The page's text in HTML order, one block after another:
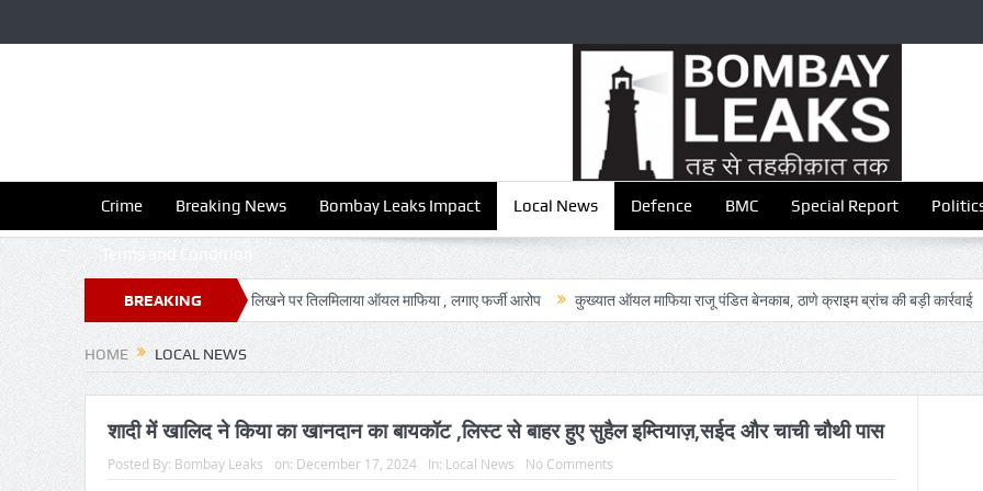
Crime Breaking News Bombay Leaks Impact Local News Defence BMC Special Report
Terms and Condition
BREAKING
NEWS
आरोपी गिरफ्तार खबर लिखने पर तिलमिलाया ऑयल माफिया , लगाए फर्जी आरोप कुख्यात ऑयल माफिया राजू पंडित बेनकाब, ठाणे क्राइम ब्रांच की बड़ी कार्रवाई अरब
HOME LOCAL NEWS
शादी में खालिद ने किया का खानदान का बायकॉट ,लिस्ट से बाहर हुए सुहैल इम्तियाज़,सईद और चाची चौथी पास
Posted By: Bombay Leaks on: December 17, 2024 In: Local News No Comments